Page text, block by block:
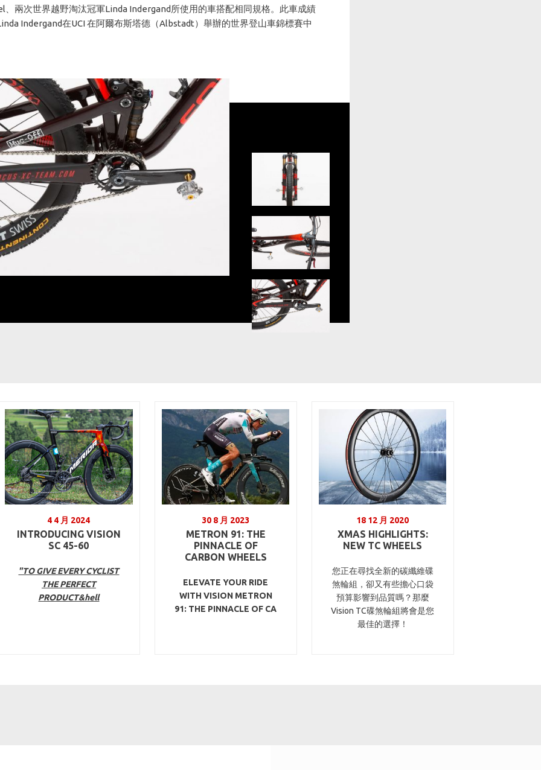
、兩次世界越野淘汰冠軍Linda Indergand所使用的車搭配相同規格。此車成績
Indergand在UCI 在阿爾布斯塔德（Albstadt）舉辦的世界登山車錦標賽中
4 4 月 2024
INTRODUCING VISION
SC 45-60
"TO GIVE EVERY CYCLIST
THE PERFECT
PRODUCT&hell
30 8 月 2023
METRON 91: THE
PINNACLE OF
CARBON WHEELS
ELEVATE YOUR RIDE
WITH VISION METRON
91: THE PINNACLE OF CA
18 12 月 2020
XMAS HIGHLIGHTS:
NEW TC WHEELS
您正在尋找全新的碳纖維碟
煞輪組，卻又有些擔心口袋
預算影響到品質嗎？那麼
Vision TC碟煞輪組將會是您
最佳的選擇！